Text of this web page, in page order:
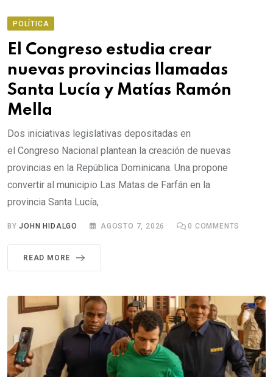
POLÍTICA
El Congreso estudia crear
nuevas provincias llamadas
Santa Lucía y Matías Ramón
Mella
Dos iniciativas legislativas depositadas en
el Congreso Nacional plantean la creación de nuevas
provincias en la República Dominicana. Una propone
convertir al municipio Las Matas de Farfán en la
provincia Santa Lucía,
BYJOHN HIDALGO AGOSTO 7, 2026 0 COMMENTS
READ MORE